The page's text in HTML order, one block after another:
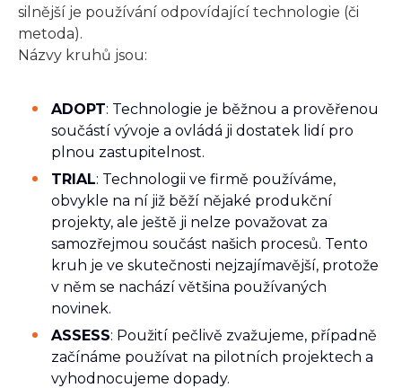
silnější je používání odpovídající technologie (či
metoda).
Názvy kruhů jsou:
ADOPT: Technologie je běžnou a prověřenou
součástí vývoje a ovládá ji dostatek lidí pro
plnou zastupitelnost.
TRIAL: Technologii ve firmě používáme,
obvykle na ní již běží nějaké produkční
projekty, ale ještě ji nelze považovat za
samozřejmou součást našich procesů. Tento
kruh je ve skutečnosti nejzajímavější, protože
v něm se nachází většina používaných
novinek.
ASSESS: Použití pečlivě zvažujeme, případně
začínáme používat na pilotních projektech a
vyhodnocujeme dopady.